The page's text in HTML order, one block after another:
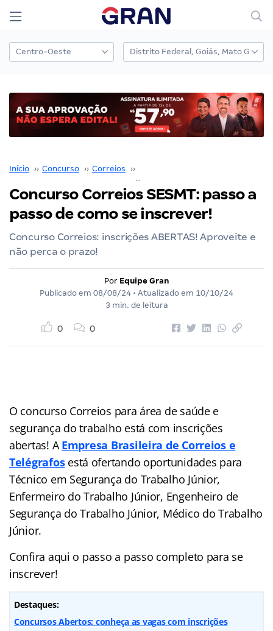
Início ›› Concurso ›› Correios ››
Concurso Correios SESMT: passo a
passo de como se inscrever!
Concurso Correios: inscrições ABERTAS! Aproveite e
não perca o prazo!
Por Equipe Gran
Publicado em 08/08/24 • Atualizado em 10/10/24
3 min. de leitura
0 0
O concurso Correios para área de saúde e
segurança do trabalho está com inscrições
abertas! AEmpresa Brasileira de Correios e
Telégrafosestá ofertando oportunidades para
Técnico em Segurança do Trabalho Júnior,
Enfermeiro do Trabalho Júnior, Engenheiro de
Segurança do Trabalho Júnior, Médico do Trabalho
Júnior.
Confira aqui o passo a passo completo para se
inscrever!
Destaques:
Concursos Abertos: conheça as vagas com inscrições